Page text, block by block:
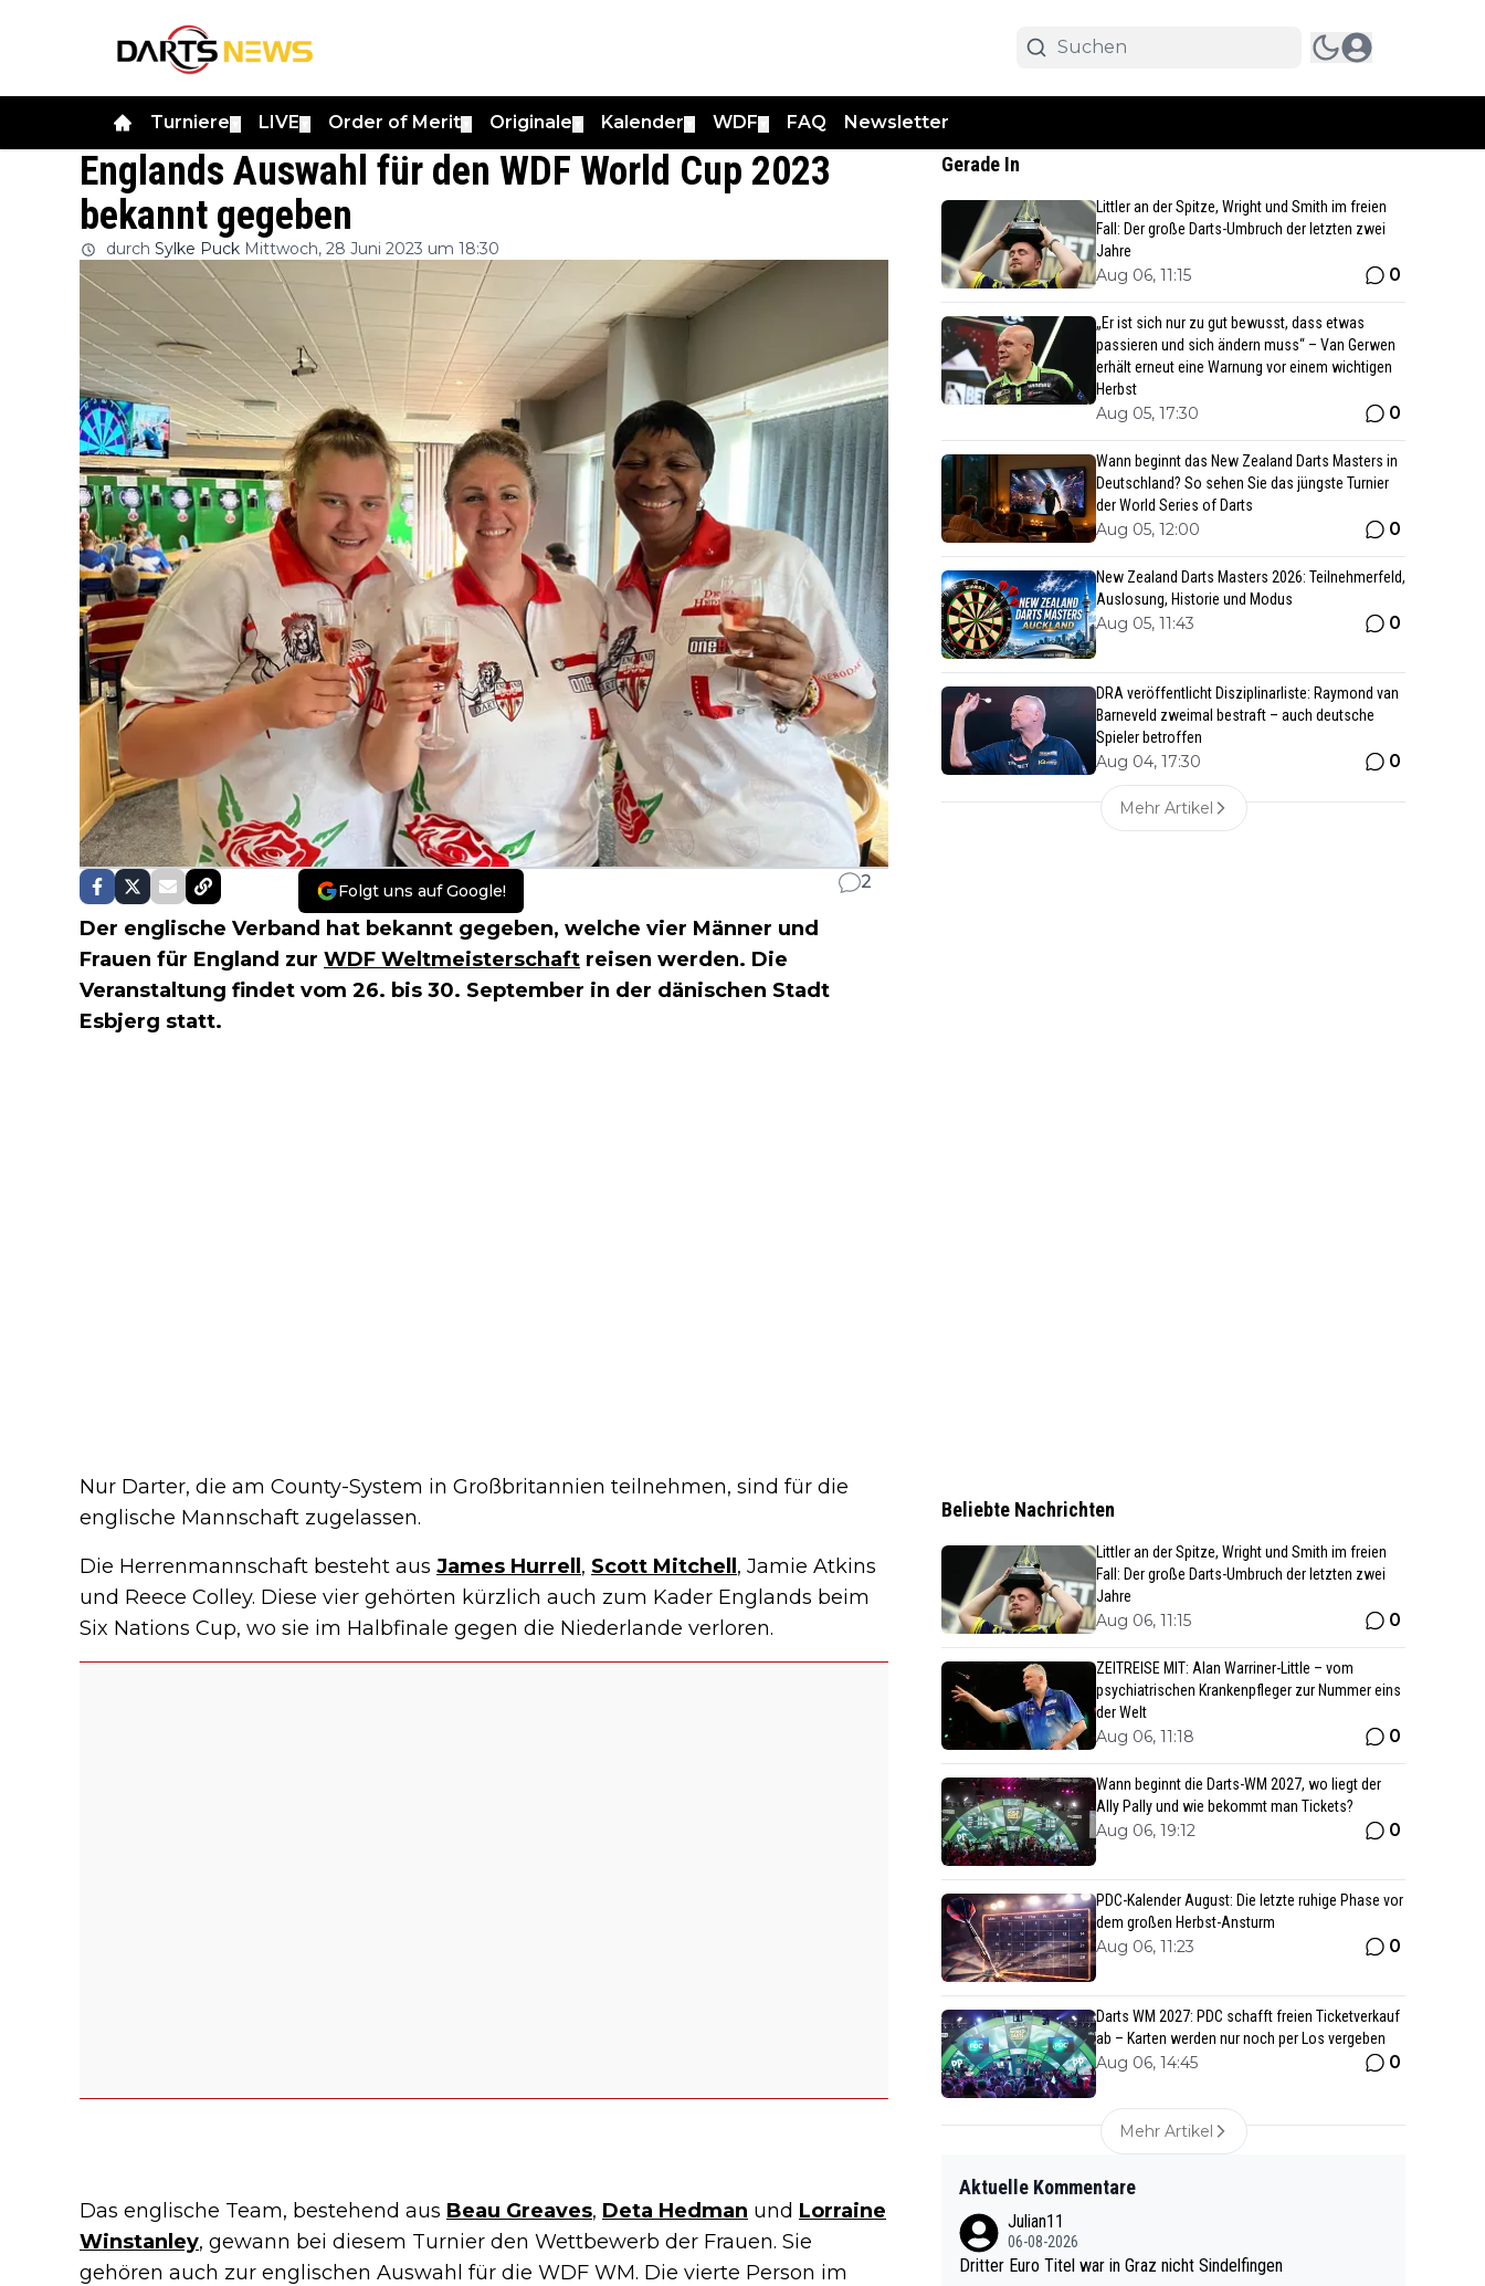
Turniere LIVE Order of Merit Originale Kalender WDF FAQ Newsletter
Englands Auswahl für den WDF World Cup 2023
bekannt gegeben
durch Sylke Puck Mittwoch, 28 Juni 2023 um 18:30
Folgt uns auf Google! 2
Der englische Verband hat bekannt gegeben, welche vier Männer und
Frauen für England zur WDF Weltmeisterschaft reisen werden. Die
Veranstaltung findet vom 26. bis 30. September in der dänischen Stadt
Esbjerg statt.
Nur Darter, die am County-System in Großbritannien teilnehmen, sind für die
englische Mannschaft zugelassen.
Die Herrenmannschaft besteht aus James Hurrell , Scott Mitchell , Jamie Atkins
und Reece Colley. Diese vier gehörten kürzlich auch zum Kader Englands beim
Six Nations Cup, wo sie im Halbfinale gegen die Niederlande verloren.
Das englische Team, bestehend aus Beau Greaves, Deta Hedman und Lorraine
Winstanley, gewann bei diesem Turnier den Wettbewerb der Frauen. Sie
gehören auch zur englischen Auswahl für die WDF WM. Die vierte Person im
Gerade In
Littler an der Spitze, Wright und Smith im freien
Fall: Der große Darts-Umbruch der letzten zwei
Jahre
Aug 06, 11:15 0
„Er ist sich nur zu gut bewusst, dass etwas
passieren und sich ändern muss“ – Van Gerwen
erhält erneut eine Warnung vor einem wichtigen
Herbst
Aug 05, 17:30 0
Wann beginnt das New Zealand Darts Masters in
Deutschland? So sehen Sie das jüngste Turnier
der World Series of Darts
Aug 05, 12:00 0
New Zealand Darts Masters 2026: Teilnehmerfeld,
Auslosung, Historie und Modus
Aug 05, 11:43 0
DRA veröffentlicht Disziplinarliste: Raymond van
Barneveld zweimal bestraft – auch deutsche
Spieler betroffen
Aug 04, 17:30 0
Mehr Artikel
Beliebte Nachrichten
Littler an der Spitze, Wright und Smith im freien
Fall: Der große Darts-Umbruch der letzten zwei
Jahre
Aug 06, 11:15 0
ZEITREISE MIT: Alan Warriner-Little – vom
psychiatrischen Krankenpfleger zur Nummer eins
der Welt
Aug 06, 11:18 0
Wann beginnt die Darts-WM 2027, wo liegt der
Ally Pally und wie bekommt man Tickets?
Aug 06, 19:12 0
PDC-Kalender August: Die letzte ruhige Phase vor
dem großen Herbst-Ansturm
Aug 06, 11:23 0
Darts WM 2027: PDC schafft freien Ticketverkauf
ab – Karten werden nur noch per Los vergeben
Aug 06, 14:45 0
Mehr Artikel
Aktuelle Kommentare
Julian11
06-08-2026
Dritter Euro Titel war in Graz nicht Sindelfingen